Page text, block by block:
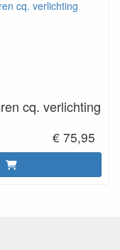
cq. verlichting
€ 75,95